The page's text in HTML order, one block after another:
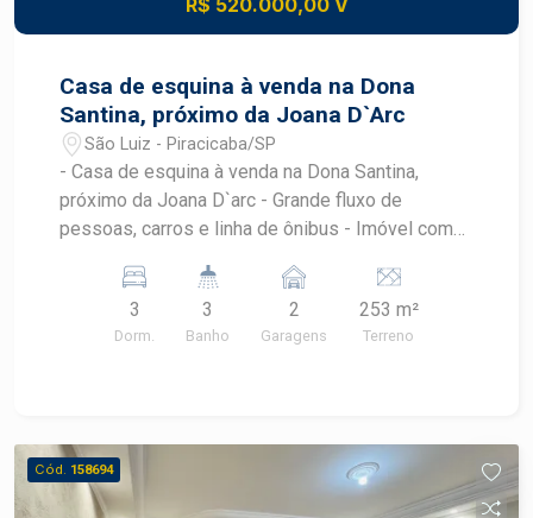
R$ 520.000,00 V
Casa de esquina à venda na Dona
Santina, próximo da Joana D`Arc
São Luiz - Piracicaba/SP
- Casa de esquina à venda na Dona Santina,
próximo da Joana D`arc - Grande fluxo de
pessoas, carros e linha de ônibus - Imóvel com
- A residência possuí duas casas, sendo a
principal com 02 quartos, sala ampla e cozinha,
além de 02 vagas de garagem coberta - A casa
açougues e restaurantes
3
Dorm.
3
Banho
2
Garagens
253 m²
Terreno
Cód. 158694